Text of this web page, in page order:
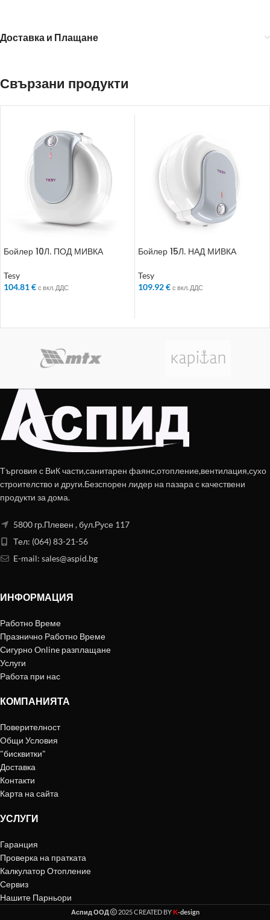
Доставка и Плащане
Свързани продукти
Бойлер 10Л. ПОД МИВКА
Tesy
104.81€ с вкл. ДДС
Бойлер 15Л. НАД МИВКА
Tesy
109.92€ с вкл. ДДС
Търговия с ВиК части,санитарен фаянс,отопление,вентилация,сухо
строителство и други.Безспорен лидер на пазара с качествени
продукти за дома.
5800 гр.Плевен , бул.Русе 117
Тел: (064) 83-21-56
E-mail: sales@aspid.bg
ИНФОРМАЦИЯ
Работно Време
Празнично Работно Време
Сигурно Online разплащане
Услуги
Работа при нас
КОМПАНИЯТА
Поверителност
Общи Условия
"бисквитки"
Доставка
Контакти
Карта на сайта
УСЛУГИ
Гаранция
Проверка на пратката
Калкулатор Отопление
Сервиз
Нашите Парньори
Аспид ООД 2025 CREATED BY K-design